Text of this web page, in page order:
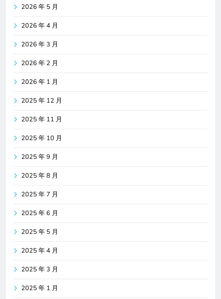
2026 年 5 月
2026 年 4 月
2026 年 3 月
2026 年 2 月
2026 年 1 月
2025 年 12 月
2025 年 11 月
2025 年 10 月
2025 年 9 月
2025 年 8 月
2025 年 7 月
2025 年 6 月
2025 年 5 月
2025 年 4 月
2025 年 3 月
2025 年 1 月